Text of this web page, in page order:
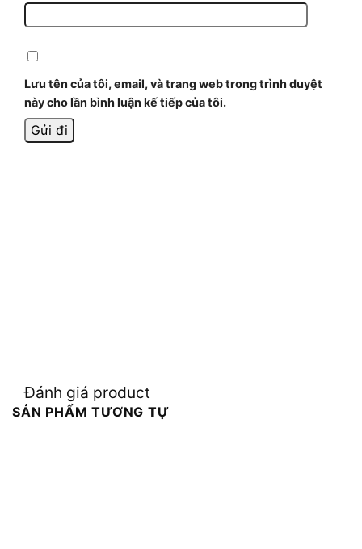
Lưu tên của tôi, email, và trang web trong trình duyệt
này cho lần bình luận kế tiếp của tôi.
Đánh giá product
SẢN PHẨM TƯƠNG TỰ